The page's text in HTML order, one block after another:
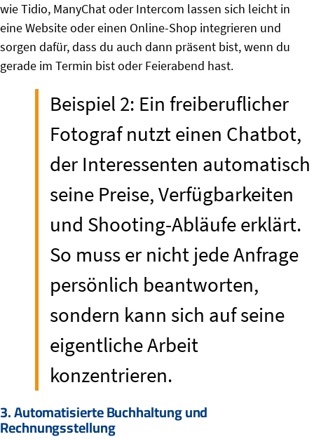
wie Tidio, ManyChat oder Intercom lassen sich leicht in
eine Website oder einen Online-Shop integrieren und
sorgen dafür, dass du auch dann präsent bist, wenn du
gerade im Termin bist oder Feierabend hast.
Beispiel 2: Ein freiberuflicher
Fotograf nutzt einen Chatbot,
der Interessenten automatisch
seine Preise, Verfügbarkeiten
und Shooting-Abläufe erklärt.
So muss er nicht jede Anfrage
persönlich beantworten,
sondern kann sich auf seine
eigentliche Arbeit
konzentrieren.
3. Automatisierte Buchhaltung und
Rechnungsstellung